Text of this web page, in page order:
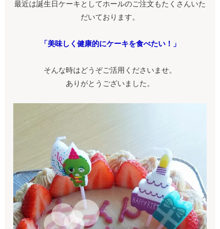
最近は誕生日ケーキとしてホールのご注文もたくさんいた
だいております。
「美味しく健康的にケーキを食べたい！」
そんな時はどうぞご活用くださいませ。
ありがとうございました。